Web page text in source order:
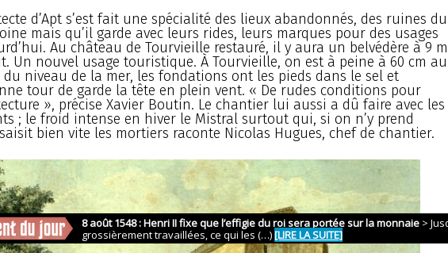
d’Apt s’est fait une spécialité des lieux abandonnés, des ruines du
mais qu’il garde avec leurs rides, leurs marques pour des usages
Au château de Tourvieille restauré, il y aura un belvédère à 9 m
Un nouvel usage touristique. À Tourvieille, on est à peine à 60 cm au
du niveau de la mer, les fondations ont les pieds dans le sel et
tour de garde la tête en plein vent. « De rudes conditions pour
», précise Xavier Boutin. Le chantier lui aussi a dû faire avec les
; le froid intense en hiver le Mistral surtout qui, si on n’y prend
bien vite les mortiers raconte Nicolas Hugues, chef de chantier.